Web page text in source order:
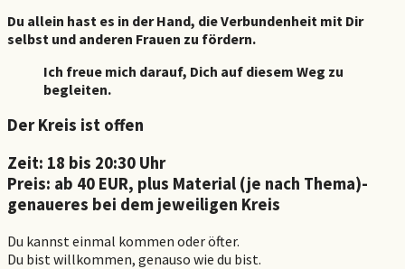
Du allein hast es in der Hand, die Verbundenheit mit Dir
selbst und anderen Frauen zu fördern.
Ich freue mich darauf, Dich auf diesem Weg zu
begleiten.
Der Kreis ist offen
Zeit: 18 bis 20:30 Uhr
Preis: ab 40 EUR, plus Material (je nach Thema)-
genaueres bei dem jeweiligen Kreis
Du kannst einmal kommen oder öfter.
Du bist willkommen, genauso wie du bist.